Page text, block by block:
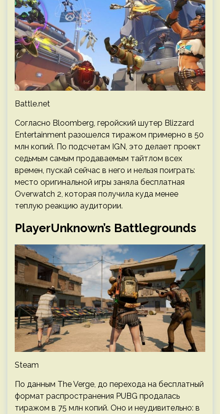
Battle.net
Согласно Bloomberg, геройский шутер Blizzard
Entertainment разошелся тиражом примерно в 50
млн копий. По подсчетам IGN, это делает проект
седьмым самым продаваемым тайтлом всех
времен, пускай сейчас в него и нельзя поиграть:
место оригинальной игры заняла бесплатная
Overwatch 2, которая получила куда менее
теплую реакцию аудитории.
PlayerUnknown’s Battlegrounds
Steam
По данным The Verge, до перехода на бесплатный
формат распространения PUBG продалась
тиражом в 75 млн копий. Оно и неудивительно: в